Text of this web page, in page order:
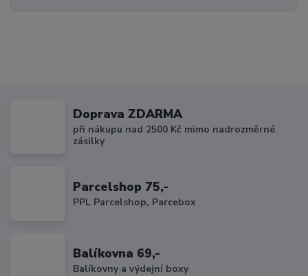
Doprava ZDARMA
při nákupu nad 2500 Kč mimo nadrozměrné
zásilky
Parcelshop 75,-
PPL Parcelshop, Parcebox
Balíkovna 69,-
Balíkovny a výdejní boxy